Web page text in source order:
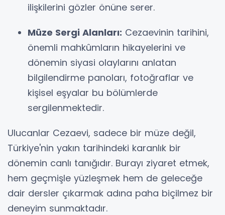
ilişkilerini gözler önüne serer.
Müze Sergi Alanları: Cezaevinin tarihini,
önemli mahkûmların hikayelerini ve
dönemin siyasi olaylarını anlatan
bilgilendirme panoları, fotoğraflar ve
kişisel eşyalar bu bölümlerde
sergilenmektedir.
Ulucanlar Cezaevi, sadece bir müze değil,
Türkiye'nin yakın tarihindeki karanlık bir
dönemin canlı tanığıdır. Burayı ziyaret etmek,
hem geçmişle yüzleşmek hem de geleceğe
dair dersler çıkarmak adına paha biçilmez bir
deneyim sunmaktadır.